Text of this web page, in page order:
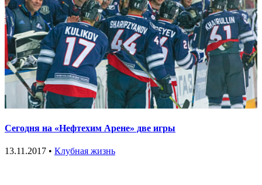
Сегодня на «Нефтехим Арене» две игры
13.11.2017 • Клубная жизнь